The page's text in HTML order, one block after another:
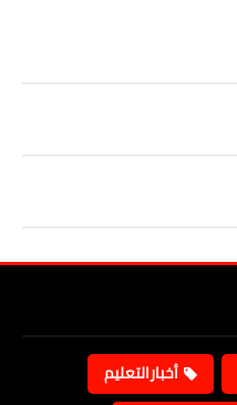
أخبارالتعليم